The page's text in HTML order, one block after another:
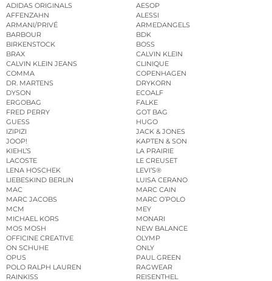
ADIDAS ORIGINALS
AESOP
AFFENZAHN
ALESSI
ARMANI/PRIVÉ
ARMEDANGELS
BARBOUR
BDK
BIRKENSTOCK
BOSS
BRAX
CALVIN KLEIN
CALVIN KLEIN JEANS
CLINIQUE
COMMA
COPENHAGEN
DR. MARTENS
DRYKORN
DYSON
ECOALF
ERGOBAG
FALKE
FRED PERRY
GOT BAG
GUESS
HUGO
IZIPIZI
JACK & JONES
JOOP!
KAPTEN & SON
KIEHL’S
LA PRAIRIE
LACOSTE
LE CREUSET
LENA HOSCHEK
LEVI’S®
LIEBESKIND BERLIN
LUISA CERANO
MAC
MARC CAIN
MARC JACOBS
MARC O’POLO
MCM
MEY
MICHAEL KORS
MONARI
MOS MOSH
NEW BALANCE
OFFICINE CREATIVE
OLYMP
ON SCHUHE
ONLY
OPUS
PAUL GREEN
POLO RALPH LAUREN
RAGWEAR
RAINKISS
REISENTHEL